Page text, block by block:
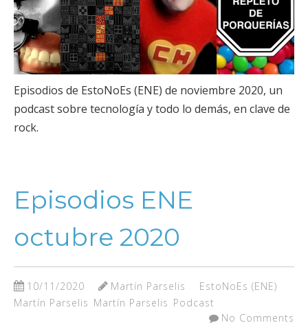
Episodios de EstoNoEs (ENE) de noviembre 2020, un
podcast sobre tecnología y todo lo demás, en clave de
rock.
Episodios ENE
octubre 2020
10/11/2020 Martín Parselis
EstoNoEs (ENE)
Martín Parselis Martín Parselis Podcast
No Comments